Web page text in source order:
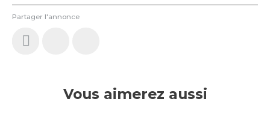
Partager l'annonce
Vous aimerez aussi